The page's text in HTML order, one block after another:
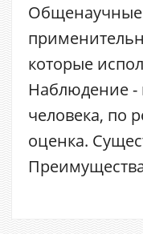
Общенаучные
которые
Наблюдение -
человека, по
оценка.